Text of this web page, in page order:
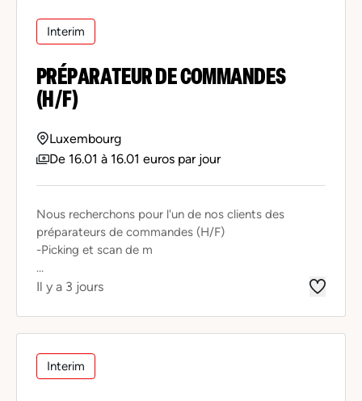
Interim
PRÉPARATEUR DE COMMANDES
(H/F)
Luxembourg
De 16.01 à 16.01 euros par jour
Nous recherchons pour l'un de nos clients des
préparateurs de commandes (H/F)
-Picking et scan de m
...
Il y a 3 jours
Interim